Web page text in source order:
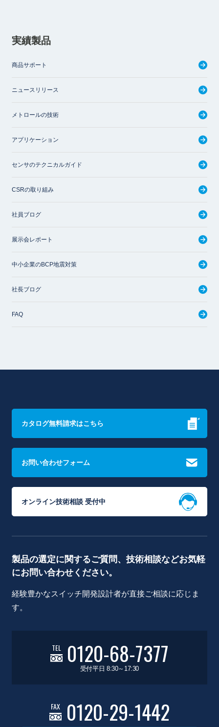
実績製品
商品サポート
ニュースリリース
メトロールの技術
アプリケーション
センサのテクニカルガイド
CSRの取り組み
社員ブログ
展示会レポート
中小企業のBCP地震対策
社長ブログ
FAQ
カタログ無料請求はこちら
お問い合わせフォーム
オンライン技術相談 受付中
製品の選定に関するご質問、技術相談などお気軽
にお問い合わせください。
経験豊かなスイッチ開発設計者が直接ご相談に応じま
す。
TEL 0120-68-7377
受付平日 8:30～17:30
FAX 0120-29-1442